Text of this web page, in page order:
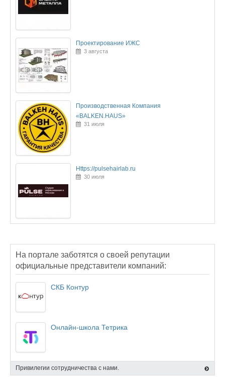
Проектирование ИЖС
3 августа
Производственная Компания
«BALKEN.HAUS»
31 июля
Https://pulsehairlab.ru
30 июля
На портале заботятся о своей репутации
официальные представители компаний:
СКБ Контур
Онлайн-школа Тетрика
Привилегии сотрудничества с нами.